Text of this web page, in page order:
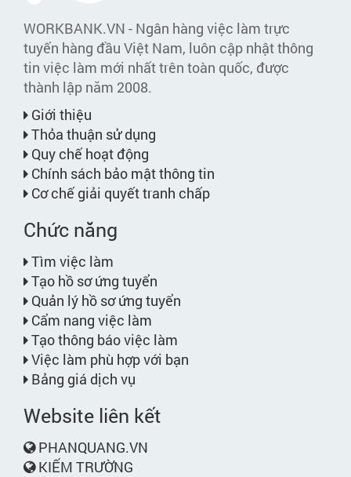
WORKBANK.VN - Ngân hàng việc làm trực
tuyến hàng đầu Việt Nam, luôn cập nhật thông
tin việc làm mới nhất trên toàn quốc, được
thành lập năm 2008.
Giới thiệu
Thỏa thuận sử dụng
Quy chế hoạt động
Chính sách bảo mật thông tin
Cơ chế giải quyết tranh chấp
Chức năng
Tìm việc làm
Tạo hồ sơ ứng tuyển
Quản lý hồ sơ ứng tuyển
Cẩm nang việc làm
Tạo thông báo việc làm
Việc làm phù hợp với bạn
Bảng giá dịch vụ
Website liên kết
PHANQUANG.VN
KIẾM TRƯỜNG